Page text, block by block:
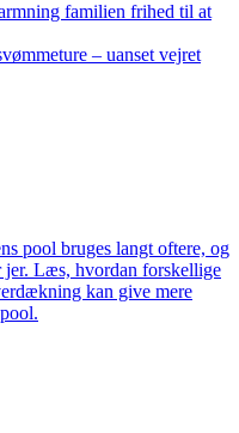
familien frihed til at
– uanset vejret
pool bruges langt oftere, og
jer. Læs, hvordan forskellige
kan give mere